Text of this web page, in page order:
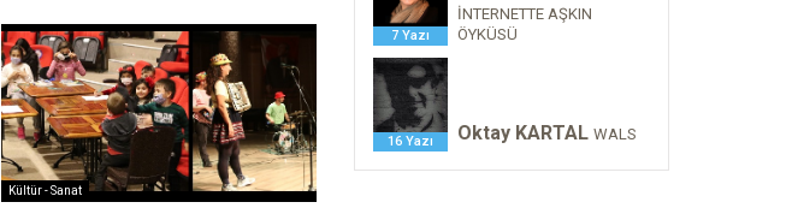
Kültür - Sanat
7 Yazı
İNTERNETTE AŞKIN
ÖYKÜSÜ
16 Yazı Oktay KARTAL WALS